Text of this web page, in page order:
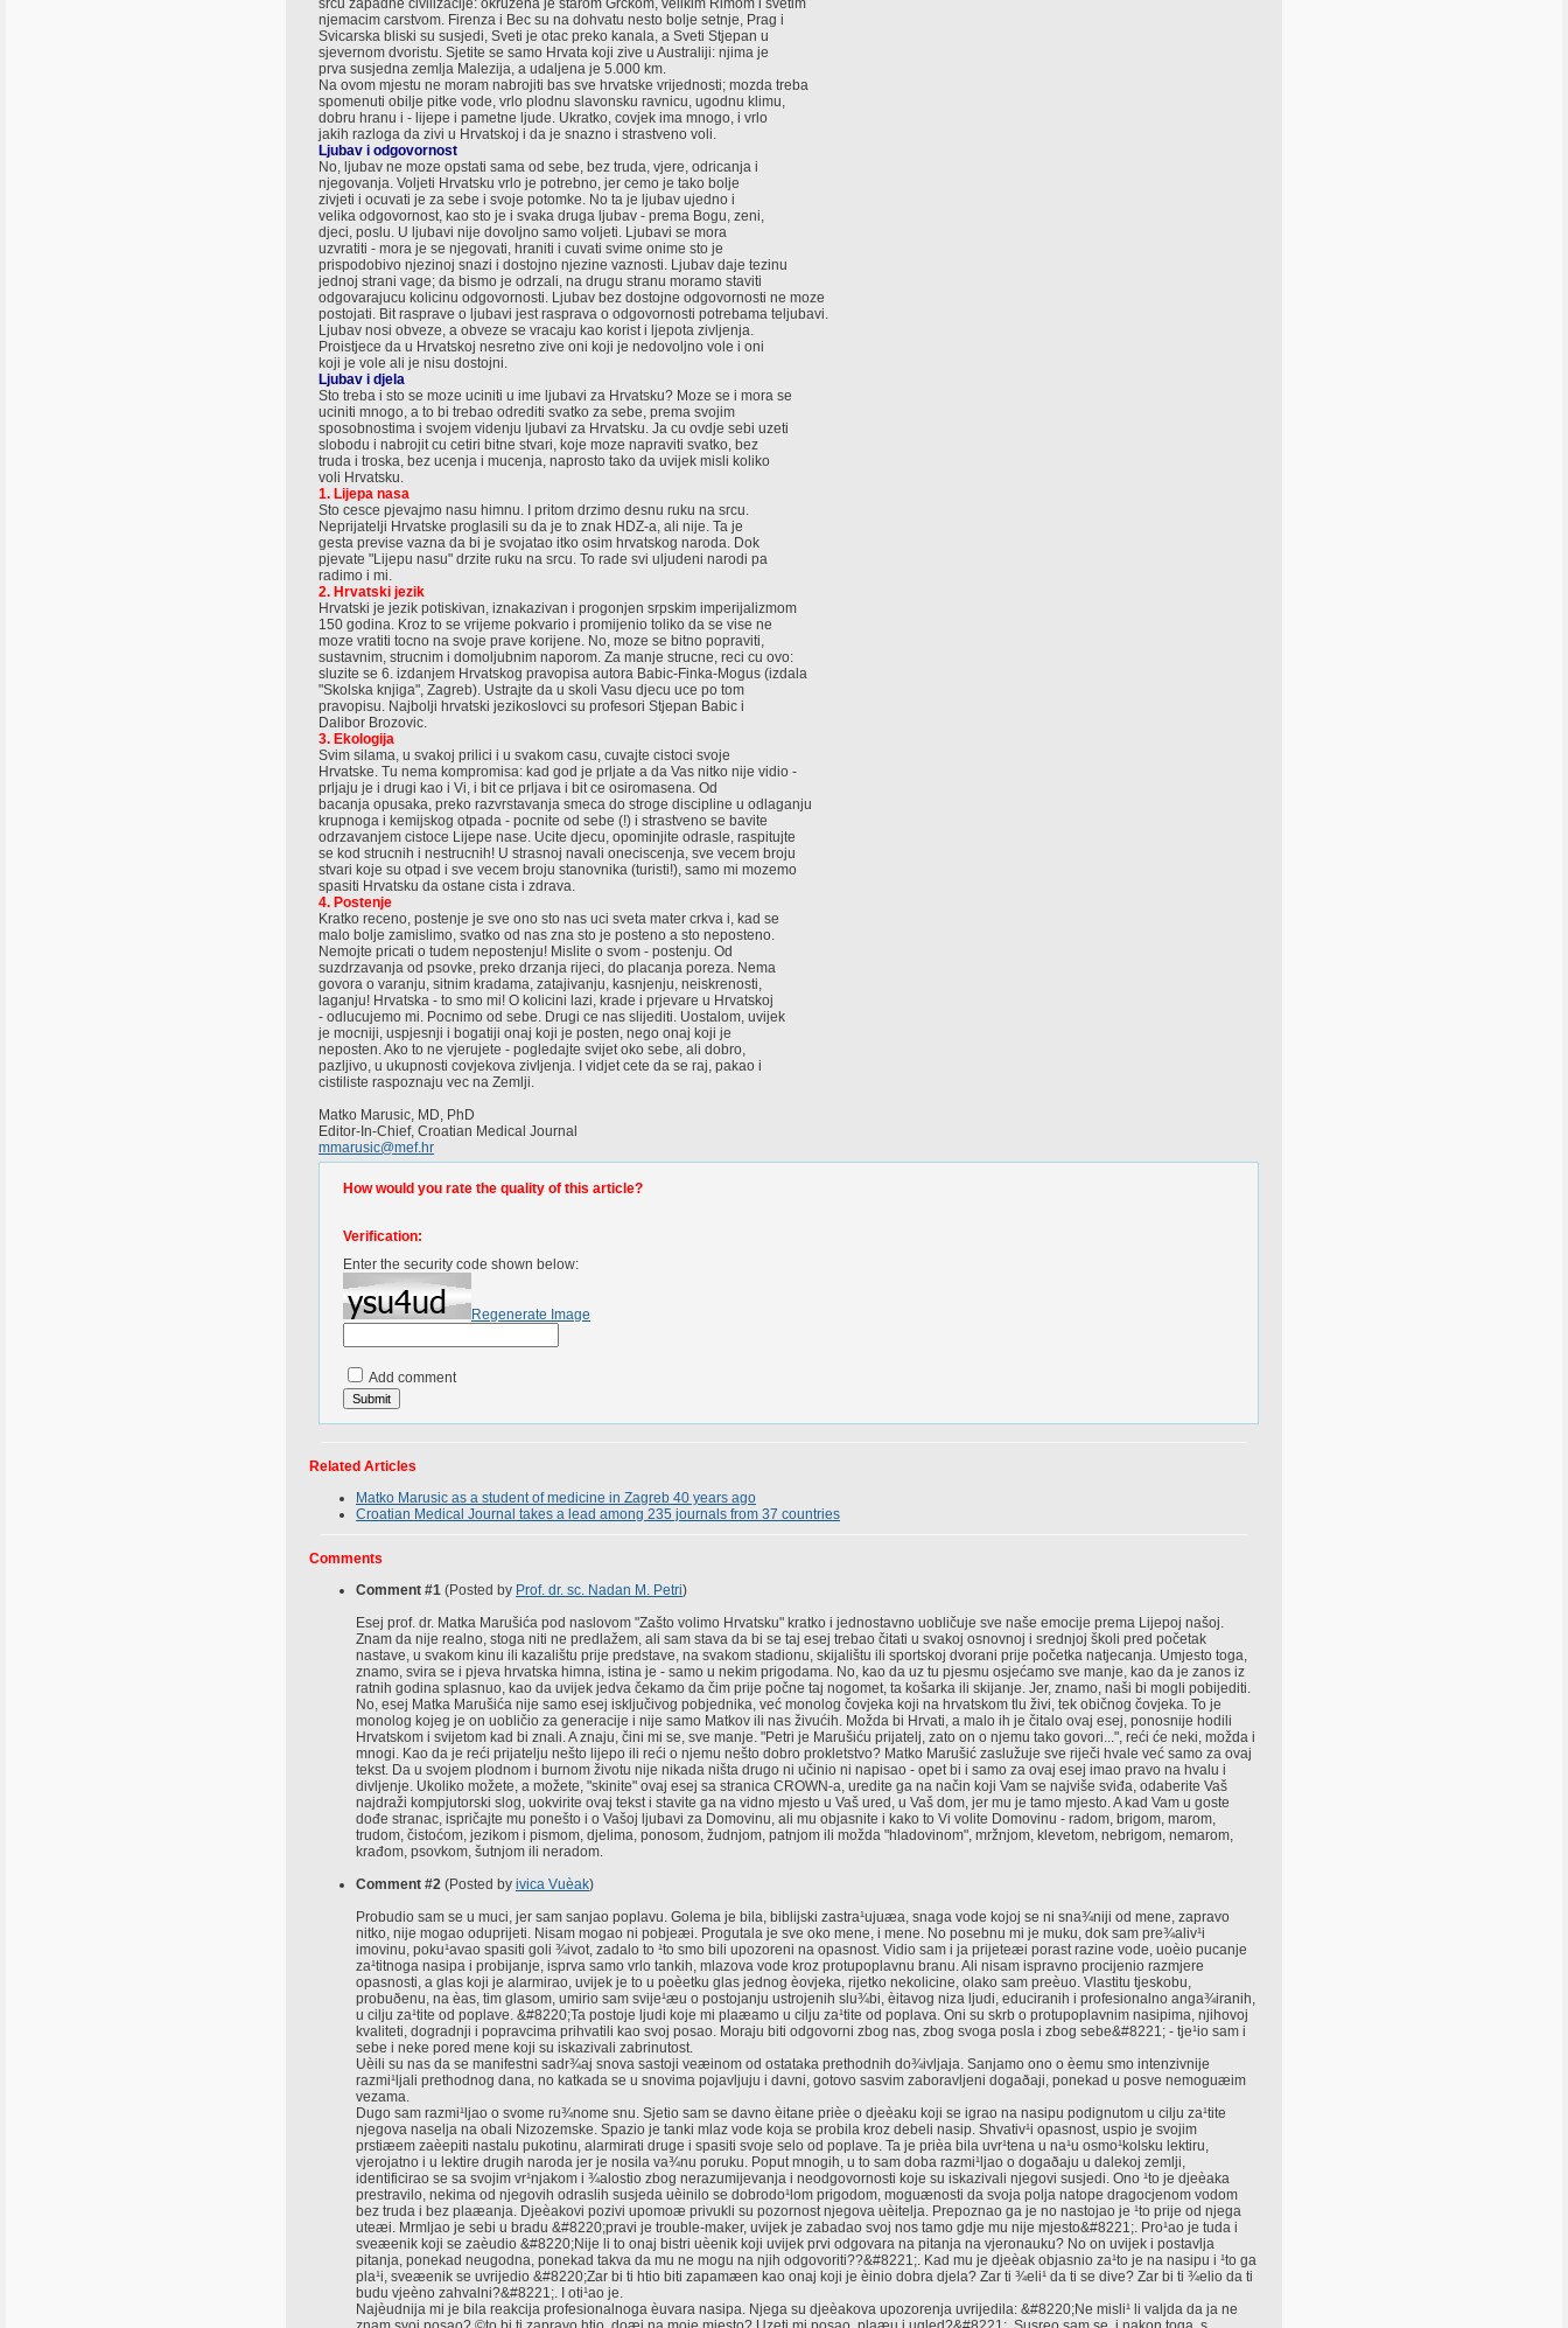
srcu zapadne civilizacije: okruzena je starom Grckom, velikim Rimom i svetim
njemacim carstvom. Firenza i Bec su na dohvatu nesto bolje setnje, Prag i
Svicarska bliski su susjedi, Sveti je otac preko kanala, a Sveti Stjepan u
sjevernom dvoristu. Sjetite se samo Hrvata koji zive u Australiji: njima je
prva susjedna zemlja Malezija, a udaljena je 5.000 km.
Na ovom mjestu ne moram nabrojiti bas sve hrvatske vrijednosti; mozda treba
spomenuti obilje pitke vode, vrlo plodnu slavonsku ravnicu, ugodnu klimu,
dobru hranu i - lijepe i pametne ljude. Ukratko, covjek ima mnogo, i vrlo
jakih razloga da zivi u Hrvatskoj i da je snazno i strastveno voli.
Ljubav i odgovornost
No, ljubav ne moze opstati sama od sebe, bez truda, vjere, odricanja i
njegovanja. Voljeti Hrvatsku vrlo je potrebno, jer cemo je tako bolje
zivjeti i ocuvati je za sebe i svoje potomke. No ta je ljubav ujedno i
velika odgovornost, kao sto je i svaka druga ljubav - prema Bogu, zeni,
djeci, poslu. U ljubavi nije dovoljno samo voljeti. Ljubavi se mora
uzvratiti - mora je se njegovati, hraniti i cuvati svime onime sto je
prispodobivo njezinoj snazi i dostojno njezine vaznosti. Ljubav daje tezinu
jednoj strani vage; da bismo je odrzali, na drugu stranu moramo staviti
odgovarajucu kolicinu odgovornosti. Ljubav bez dostojne odgovornosti ne moze
postojati. Bit rasprave o ljubavi jest rasprava o odgovornosti potrebama teljubavi.
Ljubav nosi obveze, a obveze se vracaju kao korist i ljepota zivljenja.
Proistjece da u Hrvatskoj nesretno zive oni koji je nedovoljno vole i oni
koji je vole ali je nisu dostojni.
Ljubav i djela
Sto treba i sto se moze uciniti u ime ljubavi za Hrvatsku? Moze se i mora se
uciniti mnogo, a to bi trebao odrediti svatko za sebe, prema svojim
sposobnostima i svojem videnju ljubavi za Hrvatsku. Ja cu ovdje sebi uzeti
slobodu i nabrojit cu cetiri bitne stvari, koje moze napraviti svatko, bez
truda i troska, bez ucenja i mucenja, naprosto tako da uvijek misli koliko
voli Hrvatsku.
1. Lijepa nasa
Sto cesce pjevajmo nasu himnu. I pritom drzimo desnu ruku na srcu.
Neprijatelji Hrvatske proglasili su da je to znak HDZ-a, ali nije. Ta je
gesta previse vazna da bi je svojatao itko osim hrvatskog naroda. Dok
pjevate "Lijepu nasu" drzite ruku na srcu. To rade svi uljudeni narodi pa
radimo i mi.
2. Hrvatski jezik
Hrvatski je jezik potiskivan, iznakazivan i progonjen srpskim imperijalizmom
150 godina. Kroz to se vrijeme pokvario i promijenio toliko da se vise ne
moze vratiti tocno na svoje prave korijene. No, moze se bitno popraviti,
sustavnim, strucnim i domoljubnim naporom. Za manje strucne, reci cu ovo:
sluzite se 6. izdanjem Hrvatskog pravopisa autora Babic-Finka-Mogus (izdala
"Skolska knjiga", Zagreb). Ustrajte da u skoli Vasu djecu uce po tom
pravopisu. Najbolji hrvatski jezikoslovci su profesori Stjepan Babic i
Dalibor Brozovic.
3. Ekologija
Svim silama, u svakoj prilici i u svakom casu, cuvajte cistoci svoje
Hrvatske. Tu nema kompromisa: kad god je prljate a da Vas nitko nije vidio -
prljaju je i drugi kao i Vi, i bit ce prljava i bit ce osiromasena. Od
bacanja opusaka, preko razvrstavanja smeca do stroge discipline u odlaganju
krupnoga i kemijskog otpada - pocnite od sebe (!) i strastveno se bavite
odrzavanjem cistoce Lijepe nase. Ucite djecu, opominjite odrasle, raspitujte
se kod strucnih i nestrucnih! U strasnoj navali oneciscenja, sve vecem broju
stvari koje su otpad i sve vecem broju stanovnika (turisti!), samo mi mozemo
spasiti Hrvatsku da ostane cista i zdrava.
4. Postenje
Kratko receno, postenje je sve ono sto nas uci sveta mater crkva i, kad se
malo bolje zamislimo, svatko od nas zna sto je posteno a sto neposteno.
Nemojte pricati o tudem nepostenju! Mislite o svom - postenju. Od
suzdrzavanja od psovke, preko drzanja rijeci, do placanja poreza. Nema
govora o varanju, sitnim kradama, zatajivanju, kasnjenju, neiskrenosti,
laganju! Hrvatska - to smo mi! O kolicini lazi, krade i prjevare u Hrvatskoj
- odlucujemo mi. Pocnimo od sebe. Drugi ce nas slijediti. Uostalom, uvijek
je mocniji, uspjesnji i bogatiji onaj koji je posten, nego onaj koji je
neposten. Ako to ne vjerujete - pogledajte svijet oko sebe, ali dobro,
pazljivo, u ukupnosti covjekova zivljenja. I vidjet cete da se raj, pakao i
cistiliste raspoznaju vec na Zemlji.
Matko Marusic, MD, PhD
Editor-In-Chief, Croatian Medical Journal
mmarusic@mef.hr
How would you rate the quality of this article?
Verification:
Enter the security code shown below:
Regenerate Image
Add comment
Related Articles
Matko Marusic as a student of medicine in Zagreb 40 years ago
Croatian Medical Journal takes a lead among 235 journals from 37 countries
Comments
Comment #1 (Posted by Prof. dr. sc. Nadan M. Petri)
Esej prof. dr. Matka Marušića pod naslovom "Zašto volimo Hrvatsku" kratko i jednostavno uobličuje sve naše emocije prema Lijepoj našoj.
Znam da nije realno, stoga niti ne predlažem, ali sam stava da bi se taj esej trebao čitati u svakoj osnovnoj i srednjoj školi pred početak
nastave, u svakom kinu ili kazalištu prije predstave, na svakom stadionu, skijalištu ili sportskoj dvorani prije početka natjecanja. Umjesto toga,
znamo, svira se i pjeva hrvatska himna, istina je - samo u nekim prigodama. No, kao da uz tu pjesmu osjećamo sve manje, kao da je zanos iz
ratnih godina splasnuo, kao da uvijek jedva čekamo da čim prije počne taj nogomet, ta košarka ili skijanje. Jer, znamo, naši bi mogli pobijediti.
No, esej Matka Marušića nije samo esej isključivog pobjednika, već monolog čovjeka koji na hrvatskom tlu živi, tek običnog čovjeka. To je
monolog kojeg je on uobličio za generacije i nije samo Matkov ili nas živućih. Možda bi Hrvati, a malo ih je čitalo ovaj esej, ponosnije hodili
Hrvatskom i svijetom kad bi znali. A znaju, čini mi se, sve manje. "Petri je Marušiću prijatelj, zato on o njemu tako govori...", reći će neki, možda i
mnogi. Kao da je reći prijatelju nešto lijepo ili reći o njemu nešto dobro prokletstvo? Matko Marušić zaslužuje sve riječi hvale već samo za ovaj
tekst. Da u svojem plodnom i burnom životu nije nikada ništa drugo ni učinio ni napisao - opet bi i samo za ovaj esej imao pravo na hvalu i
divljenje. Ukoliko možete, a možete, "skinite" ovaj esej sa stranica CROWN-a, uredite ga na način koji Vam se najviše sviđa, odaberite Vaš
najdraži kompjutorski slog, uokvirite ovaj tekst i stavite ga na vidno mjesto u Vaš ured, u Vaš dom, jer mu je tamo mjesto. A kad Vam u goste
dođe stranac, ispričajte mu ponešto i o Vašoj ljubavi za Domovinu, ali mu objasnite i kako to Vi volite Domovinu - radom, brigom, marom,
trudom, čistoćom, jezikom i pismom, djelima, ponosom, žudnjom, patnjom ili možda "hladovinom", mržnjom, klevetom, nebrigom, nemarom,
krađom, psovkom, šutnjom ili neradom.
Comment #2 (Posted by ivica Vuèak)
Probudio sam se u muci, jer sam sanjao poplavu. Golema je bila, biblijski zastra¹ujuæa, snaga vode kojoj se ni sna¾niji od mene, zapravo
nitko, nije mogao oduprijeti. Nisam mogao ni pobjeæi. Progutala je sve oko mene, i mene. No posebnu mi je muku, dok sam pre¾aliv¹i
imovinu, poku¹avao spasiti goli ¾ivot, zadalo to ¹to smo bili upozoreni na opasnost. Vidio sam i ja prijeteæi porast razine vode, uoèio pucanje
za¹titnoga nasipa i probijanje, isprva samo vrlo tankih, mlazova vode kroz protupoplavnu branu. Ali nisam ispravno procijenio razmjere
opasnosti, a glas koji je alarmirao, uvijek je to u poèetku glas jednog èovjeka, rijetko nekolicine, olako sam preèuo. Vlastitu tjeskobu,
probuðenu, na èas, tim glasom, umirio sam svije¹æu o postojanju ustrojenih slu¾bi, èitavog niza ljudi, educiranih i profesionalno anga¾iranih,
u cilju za¹tite od poplave. &#8220;Ta postoje ljudi koje mi plaæamo u cilju za¹tite od poplava. Oni su skrb o protupoplavnim nasipima, njihovoj
kvaliteti, dogradnji i popravcima prihvatili kao svoj posao. Moraju biti odgovorni zbog nas, zbog svoga posla i zbog sebe&#8221; - tje¹io sam i
sebe i neke pored mene koji su iskazivali zabrinutost.
Uèili su nas da se manifestni sadr¾aj snova sastoji veæinom od ostataka prethodnih do¾ivljaja. Sanjamo ono o èemu smo intenzivnije
razmi¹ljali prethodnog dana, no katkada se u snovima pojavljuju i davni, gotovo sasvim zaboravljeni dogaðaji, ponekad u posve nemoguæim
vezama.
Dugo sam razmi¹ljao o svome ru¾nome snu. Sjetio sam se davno èitane prièe o djeèaku koji se igrao na nasipu podignutom u cilju za¹tite
njegova naselja na obali Nizozemske. Spazio je tanki mlaz vode koja se probila kroz debeli nasip. Shvativ¹i opasnost, uspio je svojim
prstiæem zaèepiti nastalu pukotinu, alarmirati druge i spasiti svoje selo od poplave. Ta je prièa bila uvr¹tena u na¹u osmo¹kolsku lektiru,
vjerojatno i u lektire drugih naroda jer je nosila va¾nu poruku. Poput mnogih, u to sam doba razmi¹ljao o dogaðaju u dalekoj zemlji,
identificirao se sa svojim vr¹njakom i ¾alostio zbog nerazumijevanja i neodgovornosti koje su iskazivali njegovi susjedi. Ono ¹to je djeèaka
prestravilo, nekima od njegovih odraslih susjeda uèinilo se dobrodo¹lom prigodom, moguænosti da svoja polja natope dragocjenom vodom
bez truda i bez plaæanja. Djeèakovi pozivi upomoæ privukli su pozornost njegova uèitelja. Prepoznao ga je no nastojao je ¹to prije od njega
uteæi. Mrmljao je sebi u bradu &#8220;pravi je trouble-maker, uvijek je zabadao svoj nos tamo gdje mu nije mjesto&#8221;. Pro¹ao je tuda i
sveæenik koji se zaèudio &#8220;Nije li to onaj bistri uèenik koji uvijek prvi odgovara na pitanja na vjeronauku? No on uvijek i postavlja
pitanja, ponekad neugodna, ponekad takva da mu ne mogu na njih odgovoriti??&#8221;. Kad mu je djeèak objasnio za¹to je na nasipu i ¹to ga
pla¹i, sveæenik se uvrijedio &#8220;Zar bi ti htio biti zapamæen kao onaj koji je èinio dobra djela? Zar ti ¾eli¹ da ti se dive? Zar bi ti ¾elio da ti
budu vjeèno zahvalni?&#8221;. I oti¹ao je.
Najèudnija mi je bila reakcija profesionalnoga èuvara nasipa. Njega su djeèakova upozorenja uvrijedila: &#8220;Ne misli¹ li valjda da ja ne